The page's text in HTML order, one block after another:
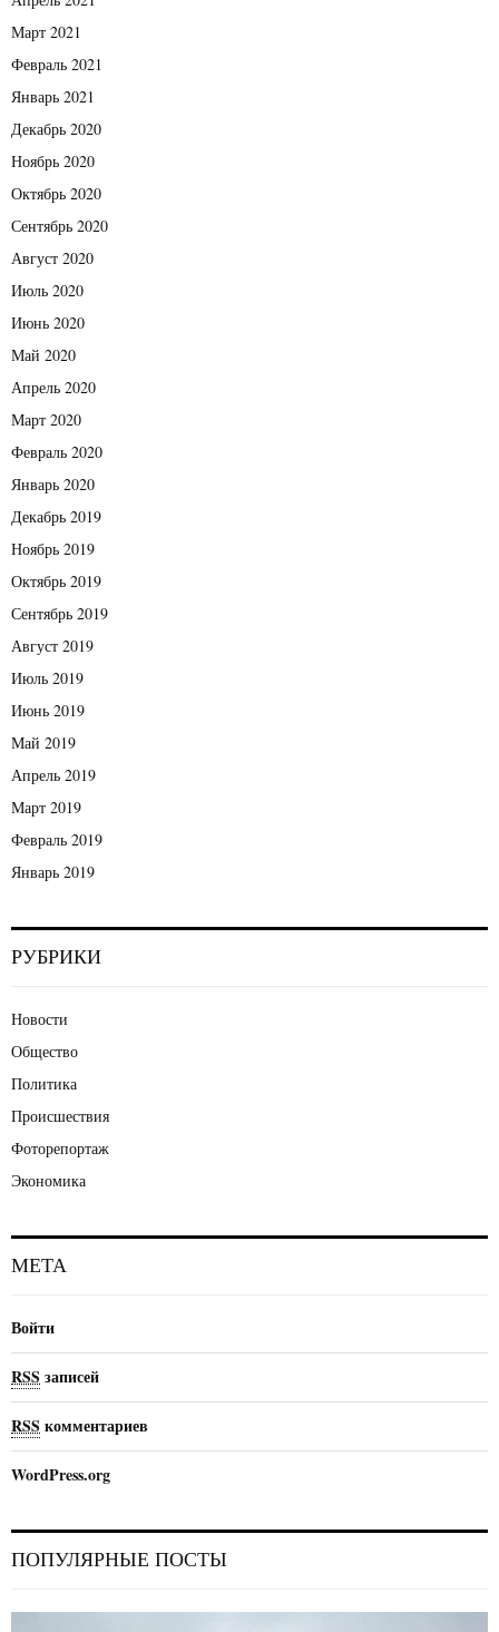
Март 2021
Февраль 2021
Январь 2021
Декабрь 2020
Ноябрь 2020
Октябрь 2020
Сентябрь 2020
Август 2020
Июль 2020
Июнь 2020
Май 2020
Апрель 2020
Март 2020
Февраль 2020
Январь 2020
Декабрь 2019
Ноябрь 2019
Октябрь 2019
Сентябрь 2019
Август 2019
Июль 2019
Июнь 2019
Май 2019
Апрель 2019
Март 2019
Февраль 2019
Январь 2019
РУБРИКИ
Новости
Общество
Политика
Происшествия
Фоторепортаж
Экономика
МЕТА
Войти
RSSзаписей
RSSкомментариев
WordPress.org
ПОПУЛЯРНЫЕ ПОСТЫ